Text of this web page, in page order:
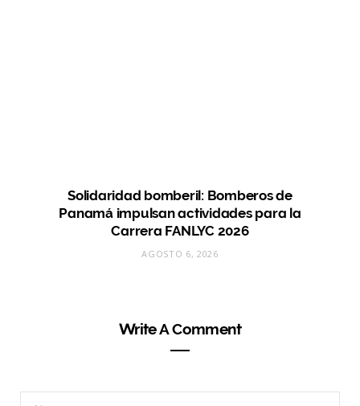
Solidaridad bomberil: Bomberos de
Panamá impulsan actividades para la
Carrera FANLYC 2026
AGOSTO 6, 2026
Write A Comment